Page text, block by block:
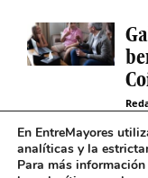
En EntreMayores
analíticas y la
Para más